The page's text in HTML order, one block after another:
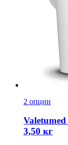
2 опции
Valetumed
3,50 кг